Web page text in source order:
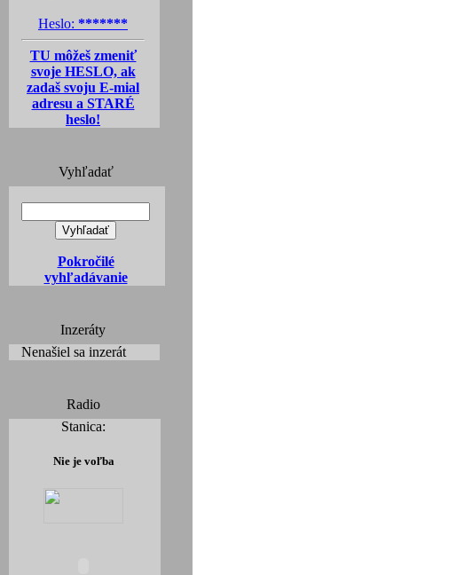
Heslo: *******
TU môžeš zmeniť
svoje HESLO, ak
zadaš svoju E-mial
adresu a STARÉ
heslo!
Vyhľadať
Pokročilé
vyhľadávanie
Inzeráty
Nenašiel sa inzerát
Radio
Stanica:
Nie je voľba